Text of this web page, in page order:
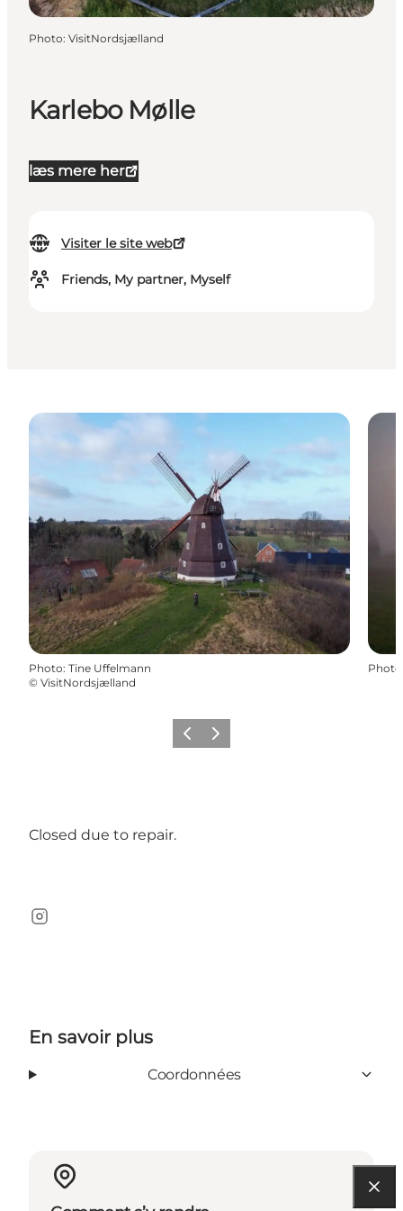
Karlebo Mølle
læs mere her
Visiter le site web
Friends, My partner, Myself
Photo: VisitNordsjælland
Photo: Tine Uffelmann
© VisitNordsjælland
Photo
PrécédentSuivant
Closed due to repair.
Instagram
En savoir plus
Coordonnées